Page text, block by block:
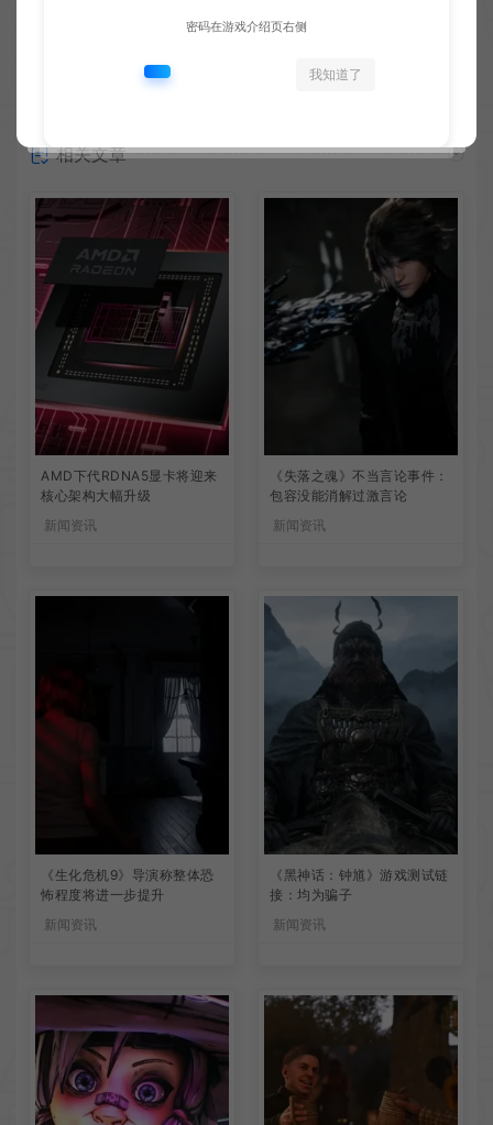
相关文章
AMD下代RDNA5显卡将迎来
核心架构大幅升级
新闻资讯
《失落之魂》不当言论事件：
包容没能消解过激言论
新闻资讯
《生化危机9》导演称整体恐
怖程度将进一步提升
新闻资讯
《黑神话：钟馗》游戏测试链
接：均为骗子
新闻资讯
密码在游戏介绍页右侧
我知道了